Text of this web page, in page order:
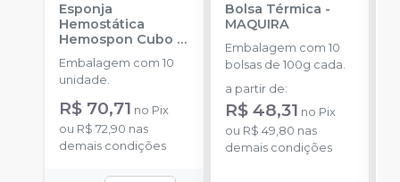
Esponja
Hemostática
Hemospon Cubo -
10 unidades
MAQUIRA
Embalagem com 10
unidade.
R$ 70,71 no Pix
ou R$ 72,90 nas
demais condições
Bolsa Térmica -
MAQUIRA
Embalagem com 10
bolsas de 100g cada.
a partir de:
R$ 48,31 no Pix
ou R$ 49,80 nas
demais condições